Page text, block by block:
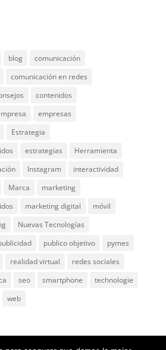
blog
comunicación
comunicación en redes
contenidos
empresas
Estrategia
estrategias
Herramienta
Instagram
interactividad
Marca
marketing
marketing digital
móvil
Nuevas Tecnologías
publico objetivo
pymes
realidad virtual
redes sociales
seo smartphone
technologie
web